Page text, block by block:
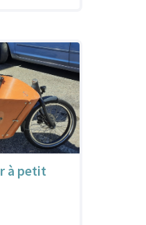
à petit